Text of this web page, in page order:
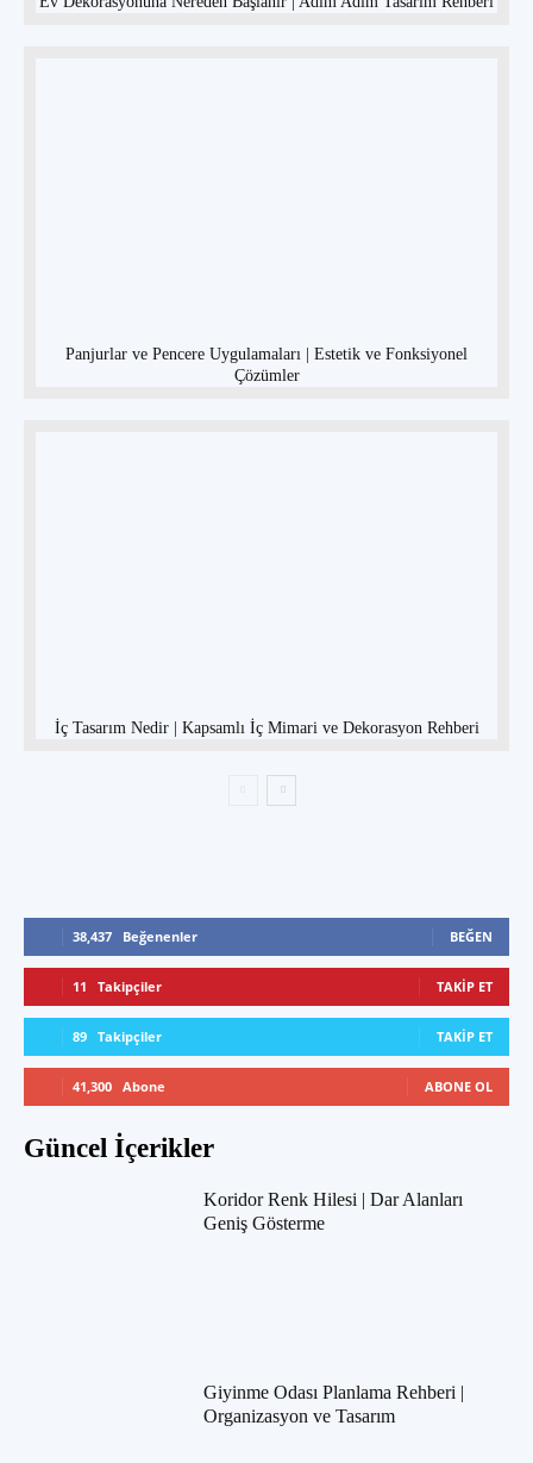
Panjurlar ve Pencere Uygulamaları | Estetik ve Fonksiyonel
Çözümler
İç Tasarım Nedir | Kapsamlı İç Mimari ve Dekorasyon Rehberi
38,437 Beğenenler BEĞEN
11 Takipçiler TAKIP ET
89 Takipçiler TAKIP ET
41,300 Abone ABONE OL
Güncel İçerikler
Koridor Renk Hilesi | Dar Alanları
Geniş Gösterme
Giyinme Odası Planlama Rehberi |
Organizasyon ve Tasarım